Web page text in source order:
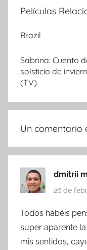
Películas
Brazil
Sabrina: Cuento
solsticio de
(TV)
Un comentario
dmitrii
26 de
Todos habéis
super aparente
mis sentidos,